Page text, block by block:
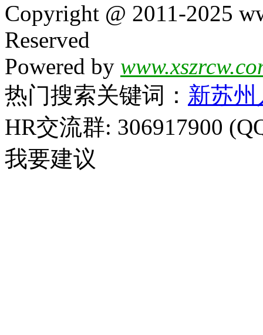
Copyright @ 2011-2025
Reserved
Powered by
热门搜索关键词： 新苏
HR交流群: 306917900
我要建议